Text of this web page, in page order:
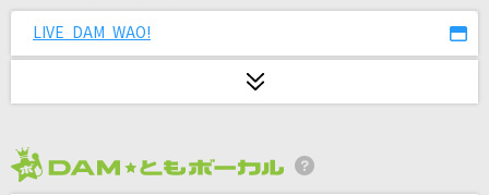
[生音]シクラメンのかほり
ルル
LIVE DAM WAO!